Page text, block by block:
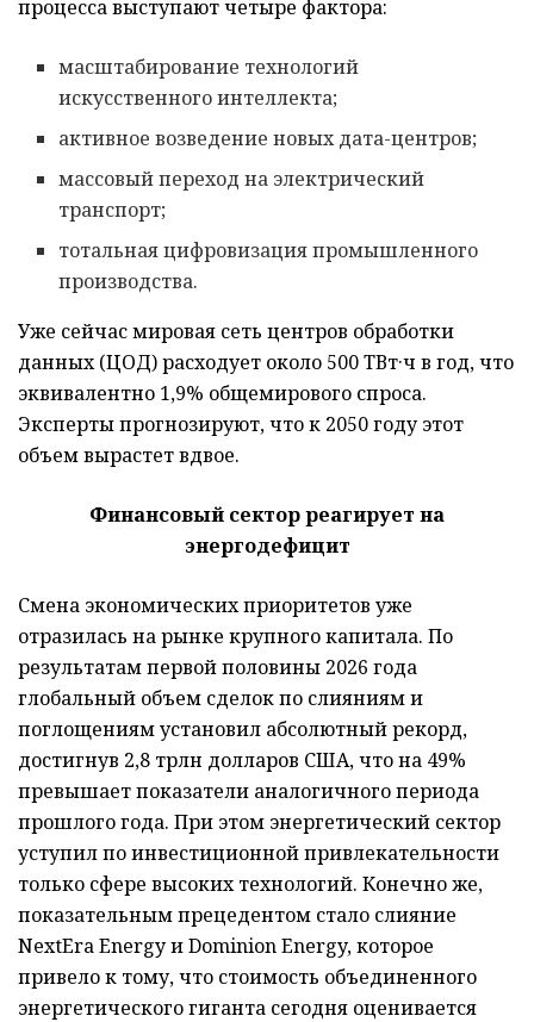
процесса выступают четыре фактора:
масштабирование технологий
искусственного интеллекта;
активное возведение новых дата-центров;
массовый переход на электрический
транспорт;
тотальная цифровизация промышленного
производства.
Уже сейчас мировая сеть центров обработки
данных (ЦОД) расходует около 500 ТВт·ч в год, что
эквивалентно 1,9% общемирового спроса.
Эксперты прогнозируют, что к 2050 году этот
объем вырастет вдвое.
Финансовый сектор реагирует на
энергодефицит
Смена экономических приоритетов уже
отразилась на рынке крупного капитала. По
результатам первой половины 2026 года
глобальный объем сделок по слияниям и
поглощениям установил абсолютный рекорд,
достигнув 2,8 трлн долларов США, что на 49%
превышает показатели аналогичного периода
прошлого года. При этом энергетический сектор
уступил по инвестиционной привлекательности
только сфере высоких технологий. Конечно же,
показательным прецедентом стало слияние
NextEra Energy и Dominion Energy, которое
привело к тому, что стоимость объединенного
энергетического гиганта сегодня оценивается